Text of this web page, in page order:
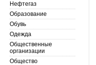
Нефтегаз
Образование
Обувь
Одежда
Общественные
организации
Общество